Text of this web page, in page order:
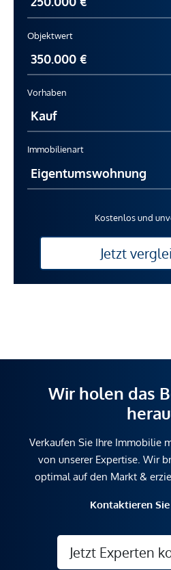
Objektwert
Vorhaben
Immobilienart
Kostenlos und
Jetzt
Wir holen das
Verkaufen Sie Ihre Immobilie
von unserer Expertise. Wir
optimal auf den Markt &
Kontaktieren
Jetzt Experten